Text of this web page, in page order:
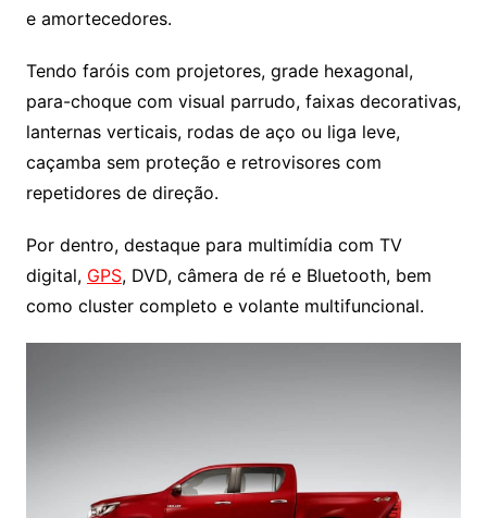
e amortecedores.
Tendo faróis com projetores, grade hexagonal,
para-choque com visual parrudo, faixas decorativas,
lanternas verticais, rodas de aço ou liga leve,
caçamba sem proteção e retrovisores com
repetidores de direção.
Por dentro, destaque para multimídia com TV
digital, GPS, DVD, câmera de ré e Bluetooth, bem
como cluster completo e volante multifuncional.